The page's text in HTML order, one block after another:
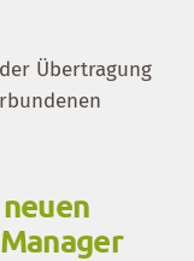
Übertragung